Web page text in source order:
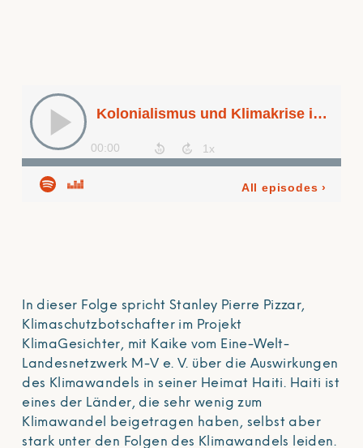
In dieser Folge spricht Stanley Pierre Pizzar,
Klimaschutzbotschafter im Projekt
KlimaGesichter, mit Kaike vom Eine-Welt-
Landesnetzwerk M-V e. V. über die Auswirkungen
des Klimawandels in seiner Heimat Haiti. Haiti ist
eines der Länder, die sehr wenig zum
Klimawandel beigetragen haben, selbst aber
stark unter den Folgen des Klimawandels leiden.